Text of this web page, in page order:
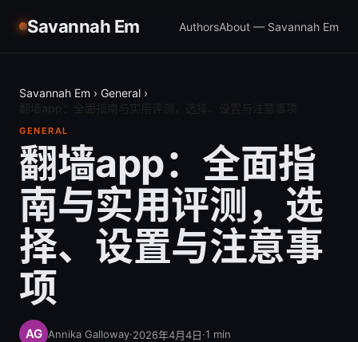
Savannah Em AuthorsAbout — Savannah Em
Savannah Em › General ›
GENERAL
翻墙app：全面指
南与实用评测，选
择、设置与注意事
项
Annika Galloway·2026年4月4日·1 min